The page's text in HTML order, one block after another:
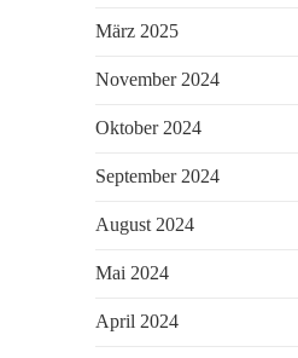
März 2025
November 2024
Oktober 2024
September 2024
August 2024
Mai 2024
April 2024